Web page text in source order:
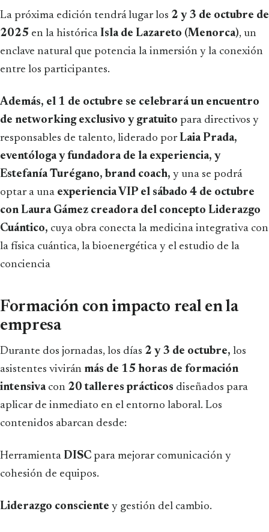
La próxima edición tendrá lugar los 2 y 3 de octubre de
2025 en la histórica Isla de Lazareto (Menorca), un
enclave natural que potencia la inmersión y la conexión
entre los participantes.
Además, el 1 de octubre se celebrará un encuentro
de networking exclusivo y gratuito para directivos y
responsables de talento, liderado porLaia Prada,
eventóloga y fundadora de la experiencia, y
Estefanía Turégano, brand coach, y una se podrá
optar a una experiencia VIP el sábado 4 de octubre
con Laura Gámez creadora del concepto Liderazgo
Cuántico, cuya obra conecta la medicina integrativa con
la física cuántica, la bioenergética y el estudio de la
conciencia
Formación con impacto real en la
empresa
Durante dos jornadas, los días 2 y 3 de octubre, los
asistentes vivirán más de 15 horas de formación
intensivacon 20 talleres prácticos diseñados para
aplicar de inmediato en el entorno laboral. Los
contenidos abarcan desde:
Herramienta DISC para mejorar comunicación y
cohesión de equipos.
Liderazgo consciente y gestión del cambio.